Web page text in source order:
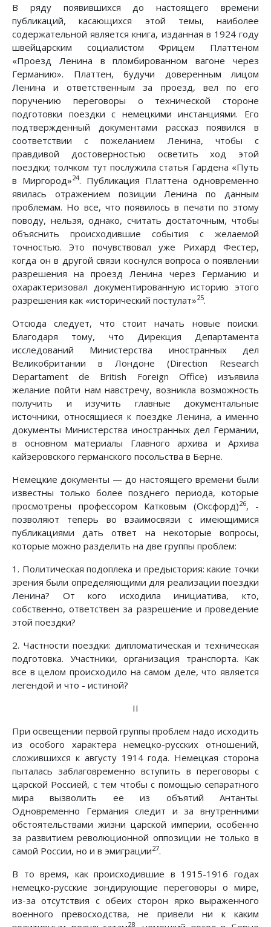
В ряду появившихся до настоящего времени
публикаций, касающихся этой темы, наиболее
содержательной является книга, изданная в 1924 году
швейцарским социалистом Фрицем Платтеном
«Проезд Ленина в пломбированном вагоне через
Германию». Платтен, будучи доверенным лицом
Ленина и ответственным за проезд, вел по его
поручению переговоры о технической стороне
подготовки поездки с немецкими инстанциями. Его
подтвержденный документами рассказ появился в
соответствии с пожеланием Ленина, чтобы с
правдивой достоверностью осветить ход этой
поездки; толчком тут послужила статья Гардена «Путь
в Миргород»24. Публикация Платтена одновременно
явилась отражением позиции Ленина по данным
проблемам. Но все, что появилось в печати по этому
поводу, нельзя, однако, считать достаточным, чтобы
объяснить происходившие события с желаемой
точностью. Это почувствовал уже Рихард Фестер,
когда он в другой связи коснулся вопроса о появлении
разрешения на проезд Ленина через Германию и
охарактеризовал документированную историю этого
разрешения как «исторический постулат»25.
Отсюда следует, что стоит начать новые поиски.
Благодаря тому, что Дирекция Департамента
исследований Министерства иностранных дел
Великобритании в Лондоне (Direction Research
Departament de British Foreign Office) изъявила
желание пойти нам навстречу, возникла возможность
получить и изучить главные документальные
источники, относящиеся к поездке Ленина, а именно
документы Министерства иностранных дел Германии,
в основном материалы Главного архива и Архива
кайзеровского германского посольства в Берне.
Немецкие документы — до настоящего времени были
известны только более позднего периода, которые
просмотрены профессором Катковым (Оксфорд)26, -
позволяют теперь во взаимосвязи с имеющимися
публикациями дать ответ на некоторые вопросы,
которые можно разделить на две группы проблем:
1. Политическая подоплека и предыстория: какие точки
зрения были определяющими для реализации поездки
Ленина? От кого исходила инициатива, кто,
собственно, ответствен за разрешение и проведение
этой поездки?
2. Частности поездки: дипломатическая и техническая
подготовка. Участники, организация транспорта. Как
все в целом происходило на самом деле, что является
легендой и что - истиной?
II
При освещении первой группы проблем надо исходить
из особого характера немецко-русских отношений,
сложившихся к августу 1914 года. Немецкая сторона
пыталась заблаговременно вступить в переговоры с
царской Россией, с тем чтобы с помощью сепаратного
мира вызволить ее из объятий Антанты.
Одновременно Германия следит и за внутренними
обстоятельствами жизни царской империи, особенно
за развитием революционной оппозиции не только в
самой России, но и в эмиграции27.
В то время, как происходившие в 1915-1916 годах
немецко-русские зондирующие переговоры о мире,
из-за отсутствия с обеих сторон ярко выраженного
военного превосходства, не привели ни к каким
28